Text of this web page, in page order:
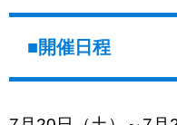
■開催日程